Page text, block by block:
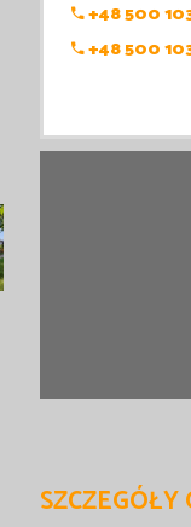
+48 500
+48 500
SZCZEGÓŁY